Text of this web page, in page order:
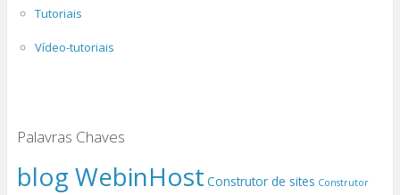
Tutoriais
Vídeo-tutoriais
Palavras Chaves
blog WebinHost Construtor de sites Construtor